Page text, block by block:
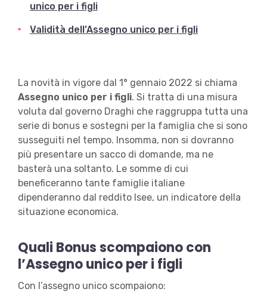
unico per i figli
Validità dell’Assegno unico per i figli
La novità in vigore dal 1° gennaio 2022 si chiama
Assegno unico per i figli. Si tratta di una misura
voluta dal governo Draghi che raggruppa tutta una
serie di bonus e sostegni per la famiglia che si sono
susseguiti nel tempo. Insomma, non si dovranno
più presentare un sacco di domande, ma ne
basterà una soltanto. Le somme di cui
beneficeranno tante famiglie italiane
dipenderanno dal reddito Isee, un indicatore della
situazione economica.
Quali Bonus scompaiono con
l’Assegno unico per i figli
Con l’assegno unico scompaiono: